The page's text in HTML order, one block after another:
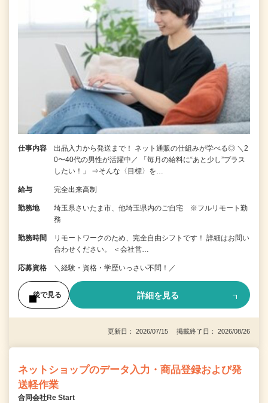
仕事内容
出品入力から発送まで！ ネット通販の仕組みが学べる◎ ＼2
0〜40代の男性が活躍中／ 「毎月の給料に“あと少し”プラス
したい！」 ⇒そんな〈目標〉を…
給与 完全出来高制
勤務地
埼玉県さいたま市、他埼玉県内のご自宅 ※フルリモート勤
務
勤務時間
リモートワークのため、完全自由シフトです！ 詳細はお問い
合わせください。 ＜会社営…
応募資格 ＼経験・資格・学歴いっさい不問！／
後で見る 詳細を見る
更新日： 2026/07/15 掲載終了日： 2026/08/26
ネットショップのデータ入力・商品登録および発
送軽作業
合同会社Re Start